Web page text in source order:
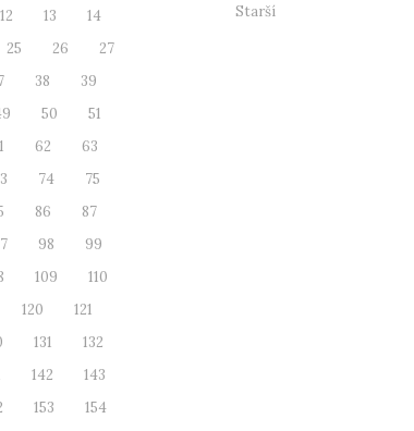
12 13
14
25 26
27
38
39
50
51
62
63
74
75
86
87
98
99
109
110
120
121
131
132
142
143
153
154
Starší